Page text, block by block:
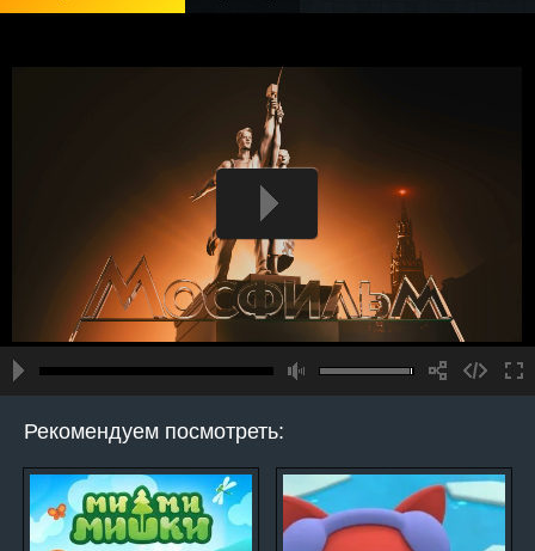
Рекомендуем посмотреть: